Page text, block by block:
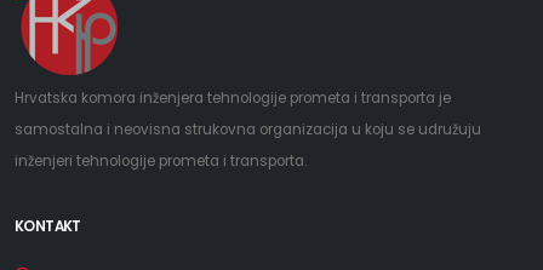
Hrvatska komora inženjera tehnologije prometa i transporta je
samostalna i neovisna strukovna organizacija u koju se udružuju
inženjeri tehnologije prometa i transporta.
KONTAKT